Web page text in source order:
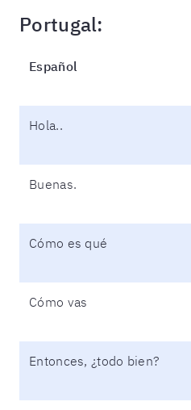
Portugal:
Español
Hola..
Buenas.
Cómo es qué
Cómo vas
Entonces, ¿todo bien?